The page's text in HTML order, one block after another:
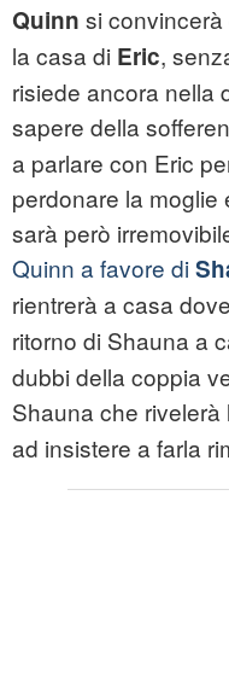
Quinn si convincerà
la casa di Eric,
risiede ancora nella
sapere della
a parlare con Eric
perdonare la moglie
sarà però
Quinn a favore di
rientrerà a casa
ritorno di Shauna a
dubbi della coppia
Shauna che
ad insistere a farla